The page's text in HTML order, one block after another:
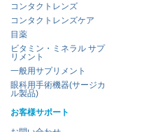
コンタクトレンズ
コンタクトレンズケア
目薬
ビタミン・ミネラル サプ
リメント
一般用サプリメント
眼科用手術機器(サージカ
ル製品)
お客様サポート